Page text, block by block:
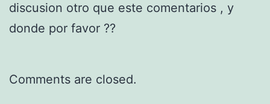
discusion otro que este comentarios , y
donde por favor ??
Comments are closed.